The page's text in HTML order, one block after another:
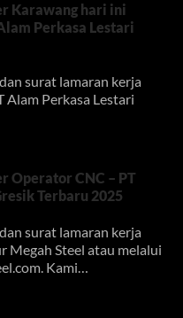
Karawang hari ini
Perkasa Lestari
surat lamaran kerja
Alam Perkasa Lestari
Operator CNC – PT
Terbaru 2025
surat lamaran kerja
Megah Steel atau melalui
. Kami…